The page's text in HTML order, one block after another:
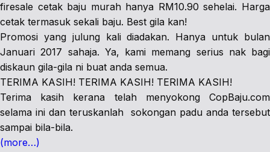
firesale cetak baju murah hanya RM10.90 sehelai. Harga
cetak termasuk sekali baju. Best gila kan!
Promosi yang julung kali diadakan. Hanya untuk bulan
Januari 2017 sahaja. Ya, kami memang serius nak bagi
diskaun gila-gila ni buat anda semua.
TERIMA KASIH! TERIMA KASIH! TERIMA KASIH!
Terima kasih kerana telah menyokong CopBaju.com
selama ini dan teruskanlah sokongan padu anda tersebut
sampai bila-bila.
(more…)